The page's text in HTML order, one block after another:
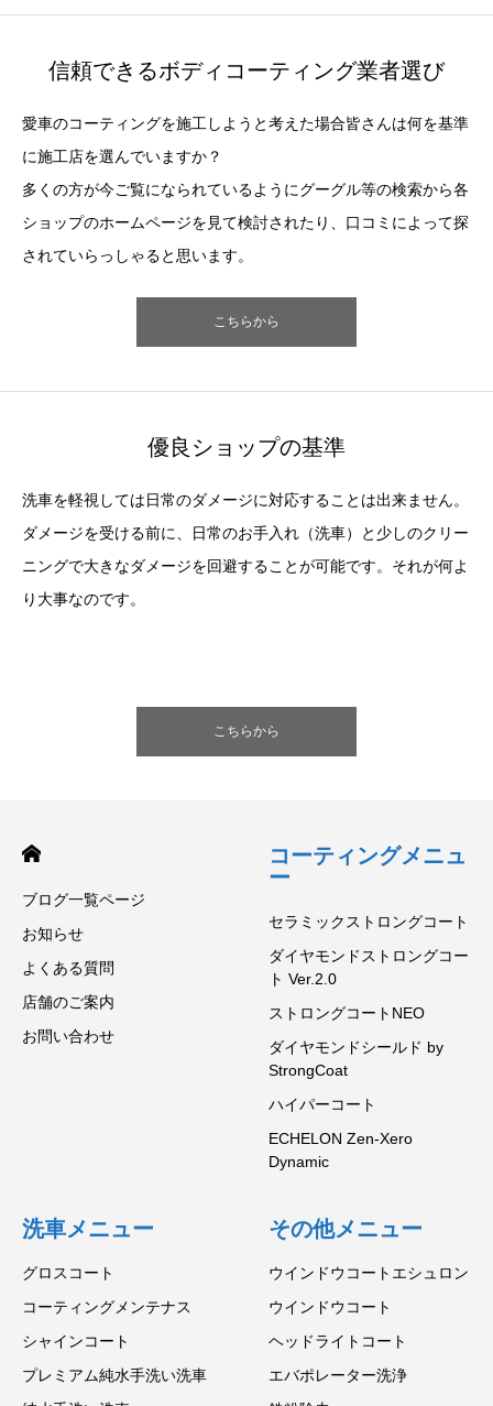
信頼できるボディコーティング業者選び
愛車のコーティングを施工しようと考えた場合皆さんは何を基準
に施工店を選んでいますか？
多くの方が今ご覧になられているようにグーグル等の検索から各
ショップのホームページを見て検討されたり、口コミによって探
されていらっしゃると思います。
こちらから
優良ショップの基準
洗車を軽視しては日常のダメージに対応することは出来ません。
ダメージを受ける前に、日常のお手入れ（洗車）と少しのクリー
ニングで大きなダメージを回避することが可能です。それが何よ
り大事なのです。
こちらから
ブログ一覧ページ
お知らせ
よくある質問
店舗のご案内
お問い合わせ
コーティングメニュ
ー
セラミックストロングコート
ダイヤモンドストロングコー
ト Ver.2.0
ストロングコートNEO
ダイヤモンドシールド by
StrongCoat
ハイパーコート
ECHELON Zen-Xero
Dynamic
洗車メニュー
グロスコート
コーティングメンテナス
シャインコート
プレミアム純水手洗い洗車
その他メニュー
ウインドウコートエシュロン
ウインドウコート
ヘッドライトコート
エバポレーター洗浄